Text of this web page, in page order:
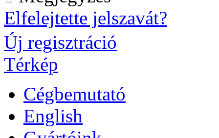
Elfelejtette jelszavát?
Új regisztráció
Térkép
Cégbemutató
English